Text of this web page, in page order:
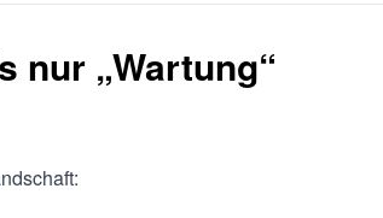
nur „Wartung“